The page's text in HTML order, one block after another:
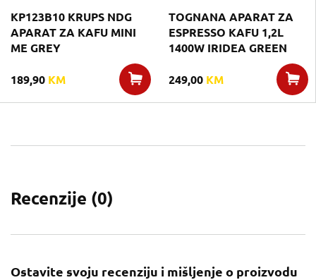
KP123B10 KRUPS NDG
APARAT ZA KAFU MINI
ME GREY
189,90 KM
TOGNANA APARAT ZA
ESPRESSO KAFU 1,2L
1400W IRIDEA GREEN
249,00 KM
Recenzije (0)
Ostavite svoju recenziju i mišljenje o proizvodu